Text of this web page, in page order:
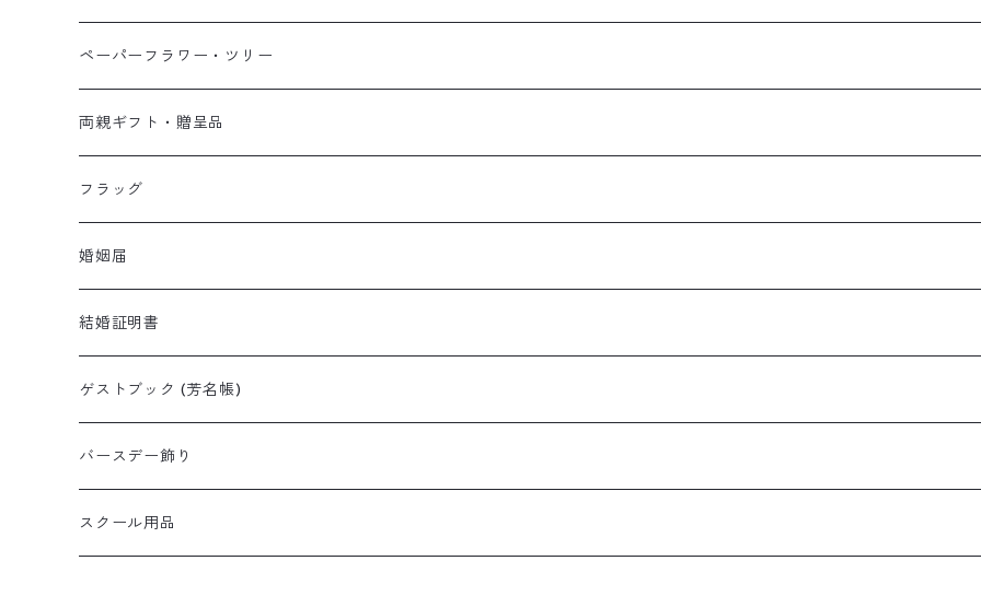
イーゼル・スタンド
手作りキット
完成品
ペーパーフラワー・ツリー
ペーパーフラワー単品
ペーパーフラワーセット
ペーパーツリー
両親ギフト・贈呈品
体重ベア・ラビット
子育て感謝状
フラッグ
婚姻届
結婚証明書
ゲストブック (芳名帳)
バースデー飾り
スクール用品